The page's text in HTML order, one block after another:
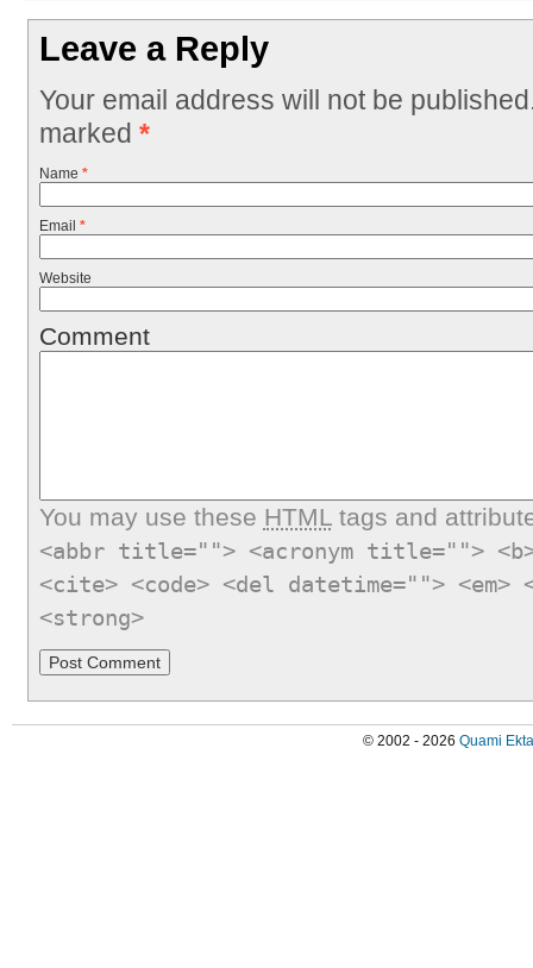
Leave a Reply
Your email address will not be
marked *
Name *
Email *
Website
Comment
You may use these HTMLtags and
<abbr title=""> <acronym title="">
<cite> <code> <del datetime="">
<strong>
© 2002 - 2026 Quami